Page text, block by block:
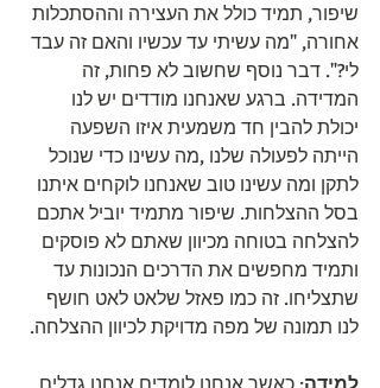
שיפור, תמיד כולל את העצירה וההסתכלות
אחורה, "מה עשיתי עד עכשיו והאם זה עבד
לי?". דבר נוסף שחשוב לא פחות, זה
המדידה. ברגע שאנחנו מודדים יש לנו
יכולת להבין חד משמעית איזו השפעה
הייתה לפעולה שלנו ,מה עשינו כדי שנוכל
לתקן ומה עשינו טוב שאנחנו לוקחים איתנו
בסל ההצלחות. שיפור מתמיד יוביל אתכם
להצלחה בטוחה מכיוון שאתם לא פוסקים
ותמיד מחפשים את הדרכים הנכונות עד
שתצליחו. זה כמו פאזל שלאט לאט חושף
לנו תמונה של מפה מדויקת לכיוון ההצלחה.